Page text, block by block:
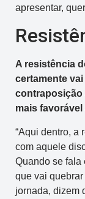
apresentar,
A resistência
certamente
contraposição
mais
“Aqui dentro, a
com aquele
Quando se fala
que vai
jornada, dizem